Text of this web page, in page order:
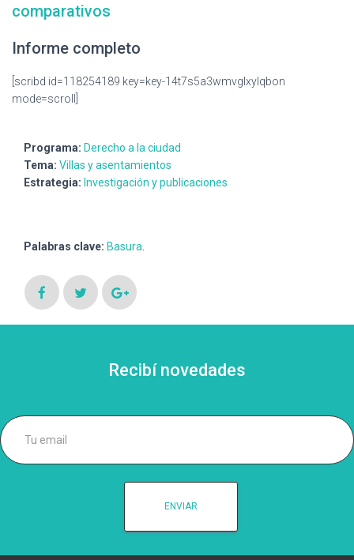
comparativos
Informe completo
[scribd id=118254189 key=key-14t7s5a3wmvglxylqbon
mode=scroll]
Programa: Derecho a la ciudad
Tema: Villas y asentamientos
Estrategia: Investigación y publicaciones
Palabras clave: Basura
Recibí novedades